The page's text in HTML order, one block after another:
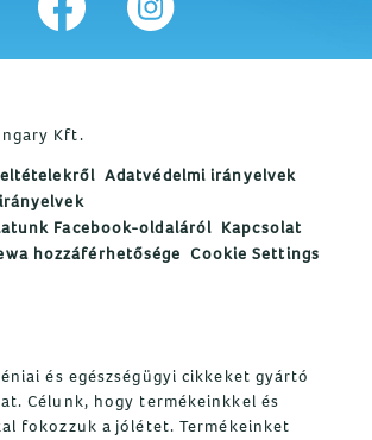
Kft.
Adatvédelmi irányelvek
Facebook-oldaláról Kapcsolat
hozzáférhetősége Cookie Settings
és egészségügyi cikkeket gyártó
Célunk, hogy termékeinkkel és
fokozzuk a jólétet. Termékeinket